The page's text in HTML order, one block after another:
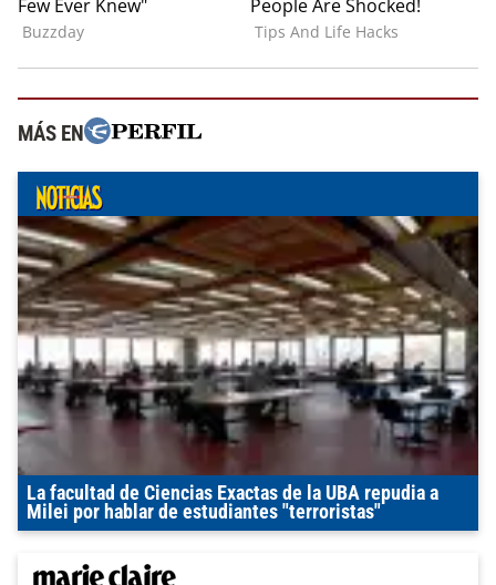
MÁS EN
La facultad de Ciencias Exactas de la UBA repudia a
Milei por hablar de estudiantes "terroristas"